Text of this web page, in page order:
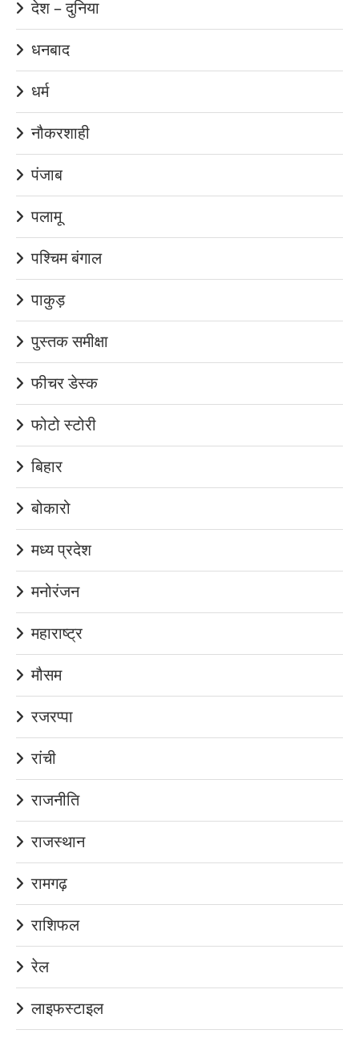
देश – दुनिया
धनबाद
धर्म
नौकरशाही
पंजाब
पलामू
पश्चिम बंगाल
पाकुड़
पुस्तक समीक्षा
फीचर डेस्क
फोटो स्टोरी
बिहार
बोकारो
मध्य प्रदेश
मनोरंजन
महाराष्ट्र
मौसम
रजरप्पा
रांची
राजनीति
राजस्थान
रामगढ़
राशिफल
रेल
लाइफस्टाइल